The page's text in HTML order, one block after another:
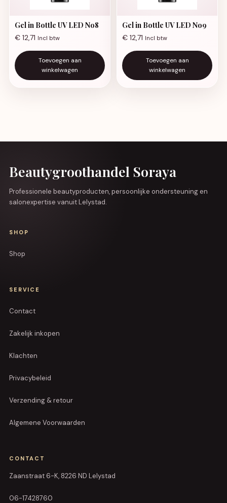
Gel in Bottle UV LED No8
€ 12,71 Incl btw
Toevoegen aan
winkelwagen
Gel in Bottle UV LED No9
€ 12,71 Incl btw
Toevoegen aan
winkelwagen
Beautygroothandel Soraya
Professionele beautyproducten, persoonlijke ondersteuning en
salonexpertise vanuit Lelystad.
SHOP
Shop
SERVICE
Contact
Zakelijk inkopen
Klachten
Privacybeleid
Verzending & retour
Algemene Voorwaarden
CONTACT
Zaanstraat 6-K, 8226 ND Lelystad
06-17428760